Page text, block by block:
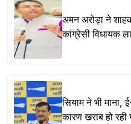
अमन अरोड़ा ने
कांग्रेसी विधायक
सियाम ने भी माना,
कारण खराब हो